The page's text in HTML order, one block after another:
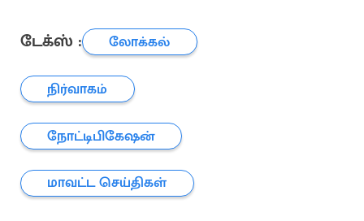
டேக்ஸ் :
லோக்கல்
நிர்வாகம்
நோட்டிபிகேஷன்
மாவட்ட செய்திகள்